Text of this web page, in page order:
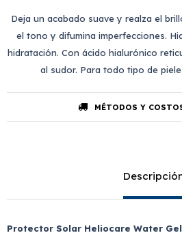
Deja un acabado suave y realza el
el tono y difumina imperfecciones.
hidratación. Con ácido hialurónico
al sudor. Para todo tipo de
MÉTODOS Y
Protector Solar Heliocare Water